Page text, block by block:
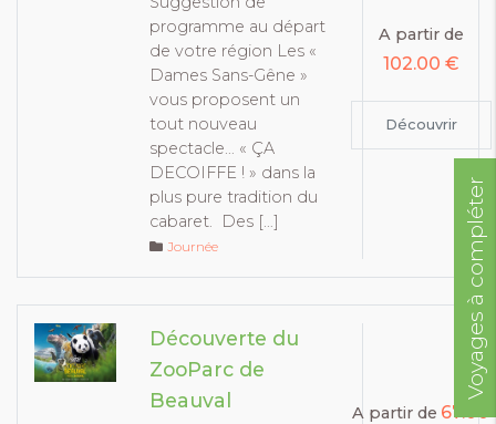
programme au départ
de votre région Les «
Dames Sans-Gêne »
vous proposent un
tout nouveau
spectacle… « ÇA
DECOIFFE ! » dans la
plus pure tradition du
cabaret. Des […]
Journée
A partir de
102.00 €
Découvrir
Découverte du
ZooParc de
Beauval
A partir de 67.00
Voyages à compléter